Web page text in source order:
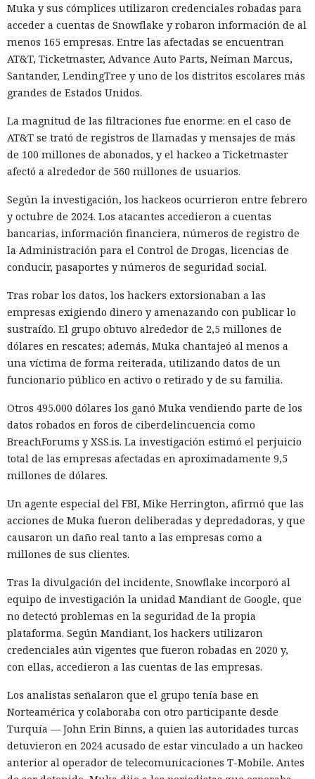
Muka y sus cómplices utilizaron credenciales robadas para
acceder a cuentas de Snowflake y robaron información de al
menos 165 empresas. Entre las afectadas se encuentran
AT&T, Ticketmaster, Advance Auto Parts, Neiman Marcus,
Santander, LendingTree y uno de los distritos escolares más
grandes de Estados Unidos.
La magnitud de las filtraciones fue enorme: en el caso de
AT&T se trató de registros de llamadas y mensajes de más
de 100 millones de abonados, y el hackeo a Ticketmaster
afectó a alrededor de 560 millones de usuarios.
Según la investigación, los hackeos ocurrieron entre febrero
y octubre de 2024. Los atacantes accedieron a cuentas
bancarias, información financiera, números de registro de
la Administración para el Control de Drogas, licencias de
conducir, pasaportes y números de seguridad social.
Tras robar los datos, los hackers extorsionaban a las
empresas exigiendo dinero y amenazando con publicar lo
sustraído. El grupo obtuvo alrededor de 2,5 millones de
dólares en rescates; además, Muka chantajeó al menos a
una víctima de forma reiterada, utilizando datos de un
funcionario público en activo o retirado y de su familia.
Otros 495.000 dólares los ganó Muka vendiendo parte de los
datos robados en foros de ciberdelincuencia como
BreachForums y XSS.is. La investigación estimó el perjuicio
total de las empresas afectadas en aproximadamente 9,5
millones de dólares.
Un agente especial del FBI, Mike Herrington, afirmó que las
acciones de Muka fueron deliberadas y depredadoras, y que
causaron un daño real tanto a las empresas como a
millones de sus clientes.
Tras la divulgación del incidente, Snowflake incorporó al
equipo de investigación la unidad Mandiant de Google, que
no detectó problemas en la seguridad de la propia
plataforma. Según Mandiant, los hackers utilizaron
credenciales aún vigentes que fueron robadas en 2020 y,
con ellas, accedieron a las cuentas de las empresas.
Los analistas señalaron que el grupo tenía base en
Norteamérica y colaboraba con otro participante desde
Turquía — John Erin Binns, a quien las autoridades turcas
detuvieron en 2024 acusado de estar vinculado a un hackeo
anterior al operador de telecomunicaciones T-Mobile. Antes